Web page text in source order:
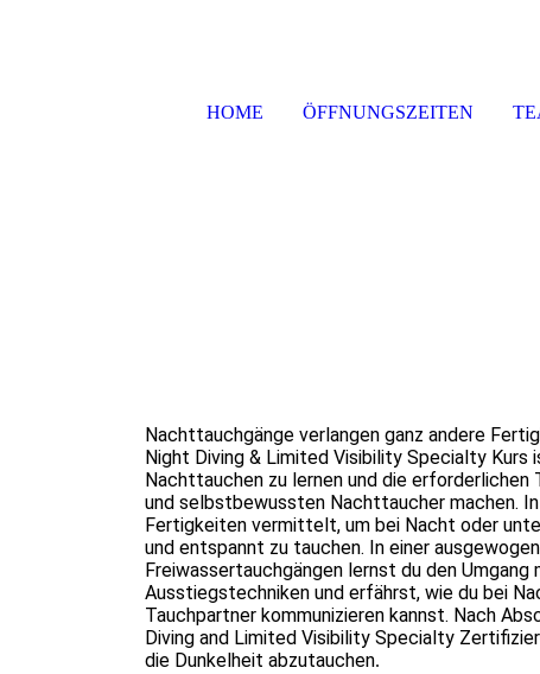
HOME ÖFFNUNGSZEITEN
Nachttauchgänge verlangen ganz andere
Night Diving & Limited Visibility Specialty Kurs
Nachttauchen zu lernen und die erforderlichen
und selbstbewussten Nachttaucher machen.
Fertigkeiten vermittelt, um bei Nacht oder
und entspannt zu tauchen. In einer
Freiwassertauchgängen lernst du den
Ausstiegstechniken und erfährst, wie du bei
Tauchpartner kommunizieren kannst. Nach
Diving and Limited Visibility Specialty
die Dunkelheit abzutauchen.